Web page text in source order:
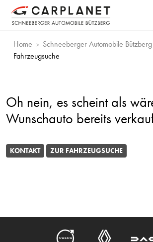
Home Schneeberger Automobile Bützberg
Fahrzeugsuche
Oh nein, es scheint als
Wunschauto bereits
KONTAKT ZUR FAHRZEUGSUCHE